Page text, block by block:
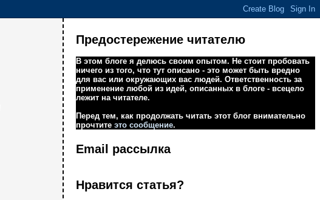
Предостережение читателю
В этом блоге я делюсь своим опытом. Не стоит пробовать
ничего из того, что тут описано - это может быть вредно
для вас или окружающих вас людей. Ответственность за
применение любой из идей, описанных в блоге - всецело
лежит на читателе.
Перед тем, как продолжать читать этот блог внимательно
прочтитеэто сообщение.
Email рассылка
Нравится статья?